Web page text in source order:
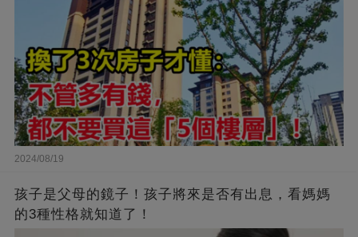
2024/08/19
孩子是父母的鏡子！孩子將來是否有出息，看媽媽
的3種性格就知道了！